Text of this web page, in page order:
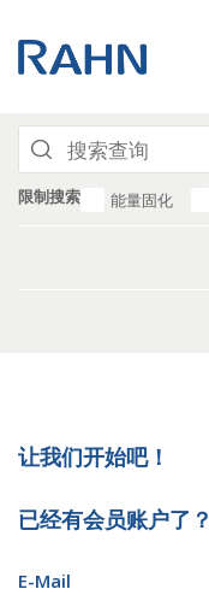
限制搜索 能量固化
让我们开始吧！
已经有会员账户了？
E-Mail